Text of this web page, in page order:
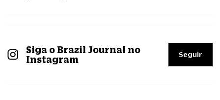
Siga o Brazil Journal no
Instagram
Seguir